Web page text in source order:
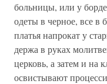
больницы, или у
одеты в черное, все в
платья напрокат у
держа в руках
церковь, а затем и на
освистывают